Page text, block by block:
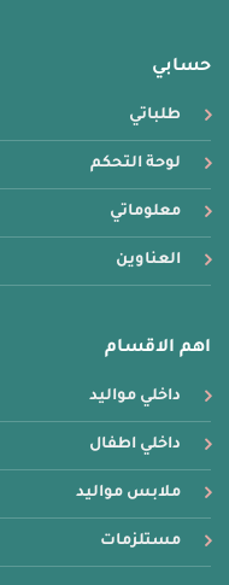
حسابي
طلباتي
لوحة التحكم
معلوماتي
العناوين
اهم الاقسام
داخلي مواليد
داخلي اطفال
ملابس مواليد
مستلزمات